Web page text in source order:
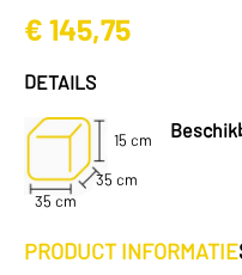
€ 145,75
DETAILS
15 cm
35 cm
35 cm
PRODUCT INFORMATIE